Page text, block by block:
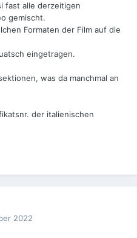
fast alle derzeitigen
gemischt.
Formaten der Film auf die
eingetragen.
was da manchmal an
der italienischen
2022